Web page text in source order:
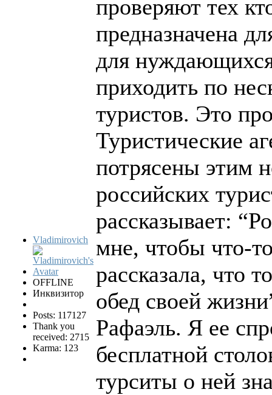
Vladimirovich
OFFLINE
Инквизитор
Posts: 117127
Thank you
received: 2715
Karma: 123
проверяют тех
предназначена
для
приходить по
туристов. Это
Туристические
потрясены этим
российских
рассказывает:
мне, чтобы что-
рассказала, что
обед своей
Рафаэль. Я ее
бесплатной
турситы о ней